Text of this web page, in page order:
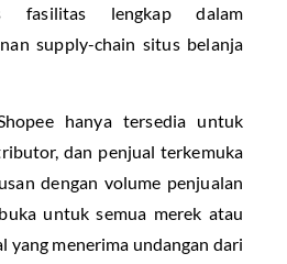
fasilitas lengkap dalam
supply-chain situs belanja
hanya tersedia untuk
dan penjual terkemuka
dengan volume penjualan
untuk semua merek atau
yang menerima undangan dari